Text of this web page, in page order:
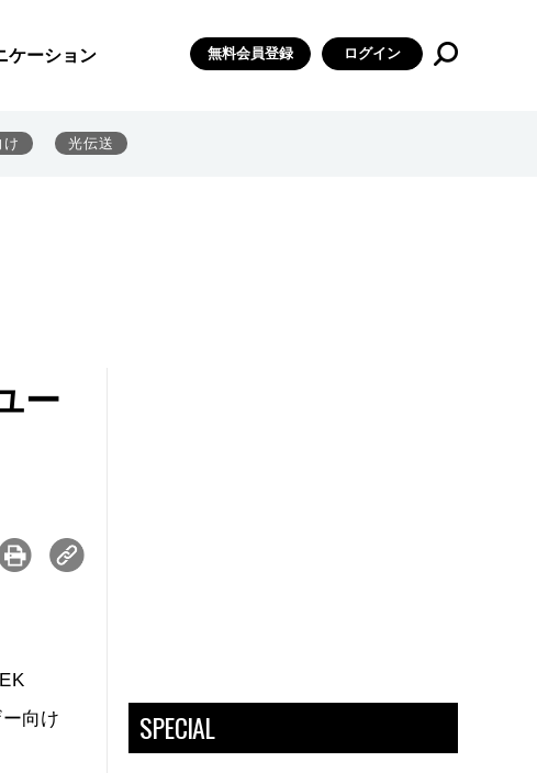
ケーション 無料会員登録 ログイン
光伝送
ー
向け
SPECIAL